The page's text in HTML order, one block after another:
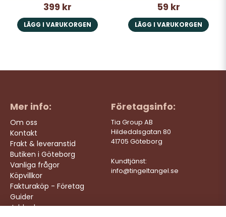
399 kr
LÄGG I VARUKORGEN
59 kr
LÄGG I VARUKORGEN
Mer info:
Om oss
Kontakt
Frakt & leveranstid
Butiken i Göteborg
Vanliga frågor
Köpvillkor
Fakturaköp - Företag
Guider
Jobba hos oss
Företagsinfo:
Tia Group AB
Hildedalsgatan 80
41705 Göteborg
Kundtjänst:
info@tingeltangel.se